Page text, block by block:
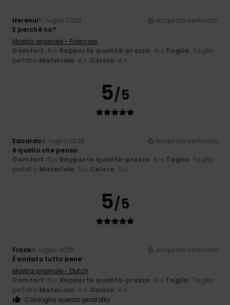
Herenui11. luglio 2026
Acquisto verificato
E perché no?
Mostra originale - Français
Comfort: 4/5 Rapporto qualità-prezzo: 4/5 Taglia: Taglia
perfetta Materiale: 4/5 Colore: 4/5
5/5
Edoardo9. luglio 2026
Acquisto verificato
è quello che penso
Comfort: 5/5 Rapporto qualità-prezzo: 5/5 Taglia: Taglia
perfetta Materiale: 5/5 Colore: 5/5
5/5
Frank9. luglio 2026
Acquisto verificato
È andato tutto bene
Mostra originale - Dutch
Comfort: 5/5 Rapporto qualità-prezzo: 3/5 Taglia: Taglia
perfetta Materiale: 4/5 Colore: 4/5
Consiglio questo prodotto